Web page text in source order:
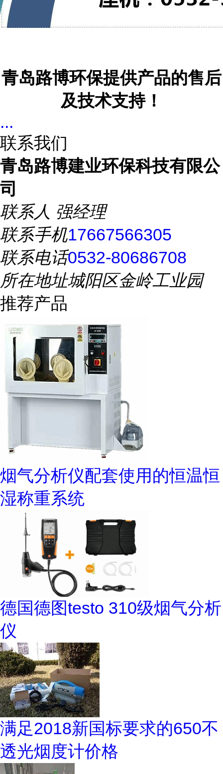
青岛路博环保提供产品的售后
及技术支持！
...
联系我们
青岛路博建业环保科技有限公
司
联系人 强经理
联系手机17667566305
联系电话0532-80686708
所在地址城阳区金岭工业园
推荐产品
烟气分析仪配套使用的恒温恒
湿称重系统
德国德图testo 310级烟气分析
仪
满足2018新国标要求的650不
透光烟度计价格